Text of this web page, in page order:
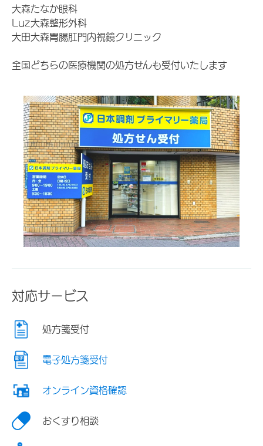
大森たなか眼科
Luz大森整形外科
大田大森胃腸肛門内視鏡クリニック
全国どちらの医療機関の処方せんも受付いたします
対応サービス
処方箋受付
電子処方箋受付
オンライン資格確認
おくすり相談